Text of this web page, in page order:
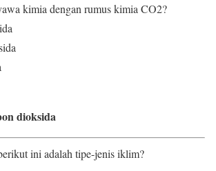
kimia dengan rumus kimia CO2?
dioksida
ini adalah tipe-jenis iklim?